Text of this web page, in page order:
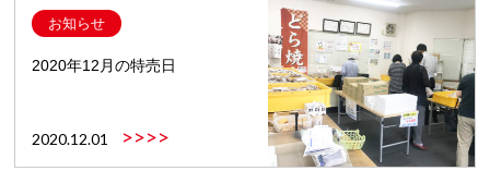
お知らせ
2020年12月の特売日
2020.12.01 >>>>